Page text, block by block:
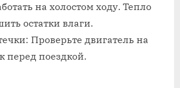
на холостом ходу. Тепло
остатки влаги.
Проверьте двигатель на
перед поездкой.